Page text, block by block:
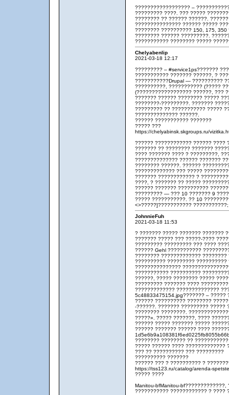
?????????????????? –
????????? ????. ??? ?????
???????? ?? ?????? ??????.
??????????????? ?????? ?????
???????? ?????????? 150, 175,
???????? ?????? ?????????.
??????????? ???????? ?????
Chelyabenlip
2021-03-18 12:17
????????? – #service1ps???????
??????????? ??????? ??????, ?
???????????Drupal — ??????????
??????????, ??????????? (?????
(?????????????????? ??????, ???
??????? ?????? ???????? ?????
????????-?????????. ???????
????????? ?? ??????????? ?????
?????????????? ??????.
?????? ??????????? ???????
????? ???
https://chelyabinsk.skgroups.ru/
?????? ???????????? ?????? ????
??????? ?? ???????? ???????
???? ??????? ???? ? ?????????,
?????????????? ?????? ???????
???????? ??????. ??????
????????????? ??? ?????
??????? ???????????? ?
????, ? ??????? ?? ?????
?????? ??????? ??????????
????????? — ??? 10 ??????? 9
????? ???????????. ?? 10
<>?????]??????????? ???????????;
JohnnieFuh
2021-03-18 11:53
? ??????? ????? ??????? ???????
??????? ????? ??? ?????-????
????????? ????????? ??? ????
?????? Gehl ???????????
???????? ?????????????
?????????? ?????????
???????????????
??????????? ??????????
??????, ????? ???????? ?????
????????? ??????? ????
????????????? ??????????????
5c48833475154.jpg??????? –
?????? ?????????? ????????
-??????. ??????? ????????? ?????
???????? ????????.
?????». ????? ???????, ????
?????? ????? ??????? ?????
?????? ??????? ?????? ????
???????? ???????? ??
????? ?????? ???? ?????????????
??? ?? ?????????? ??? ?????????
?????????? ???????
?????? ??? ? ?????????? ?
https://tss123.ru/catalog/arenda-
????? ????
Manitou-bfManitou-
??????????? ???????????? ? ????